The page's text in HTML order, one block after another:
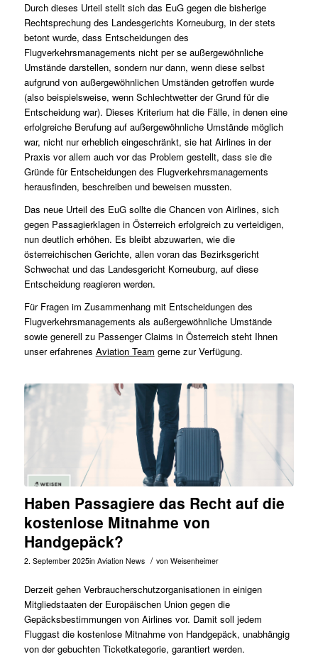
Durch dieses Urteil stellt sich das EuG gegen die bisherige
Rechtsprechung des Landesgerichts Korneuburg, in der stets
betont wurde, dass Entscheidungen des
Flugverkehrsmanagements nicht per se außergewöhnliche
Umstände darstellen, sondern nur dann, wenn diese selbst
aufgrund von außergewöhnlichen Umständen getroffen wurde
(also beispielsweise, wenn Schlechtwetter der Grund für die
Entscheidung war). Dieses Kriterium hat die Fälle, in denen eine
erfolgreiche Berufung auf außergewöhnliche Umstände möglich
war, nicht nur erheblich eingeschränkt, sie hat Airlines in der
Praxis vor allem auch vor das Problem gestellt, dass sie die
Gründe für Entscheidungen des Flugverkehrsmanagements
herausfinden, beschreiben und beweisen mussten.
Das neue Urteil des EuG sollte die Chancen von Airlines, sich
gegen Passagierklagen in Österreich erfolgreich zu verteidigen,
nun deutlich erhöhen. Es bleibt abzuwarten, wie die
österreichischen Gerichte, allen voran das Bezirksgericht
Schwechat und das Landesgericht Korneuburg, auf diese
Entscheidung reagieren werden.
Für Fragen im Zusammenhang mit Entscheidungen des
Flugverkehrsmanagements als außergewöhnliche Umstände
sowie generell zu Passenger Claims in Österreich steht Ihnen
unser erfahrenes Aviation Team gerne zur Verfügung.
Haben Passagiere das Recht auf die
kostenlose Mitnahme von
Handgepäck?
2. September 2025in Aviation News / von Weisenheimer
Derzeit gehen Verbraucherschutzorganisationen in einigen
Mitgliedstaaten der Europäischen Union gegen die
Gepäcksbestimmungen von Airlines vor. Damit soll jedem
Fluggast die kostenlose Mitnahme von Handgepäck, unabhängig
von der gebuchten Ticketkategorie, garantiert werden.